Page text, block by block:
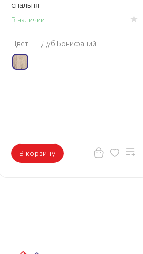
Цветовое исполнение ткани
Тиффани бежевый
В корзину